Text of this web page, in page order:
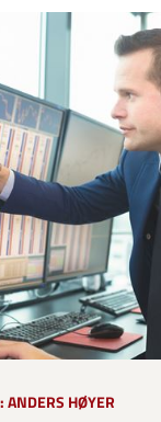
ANDERS HØYER